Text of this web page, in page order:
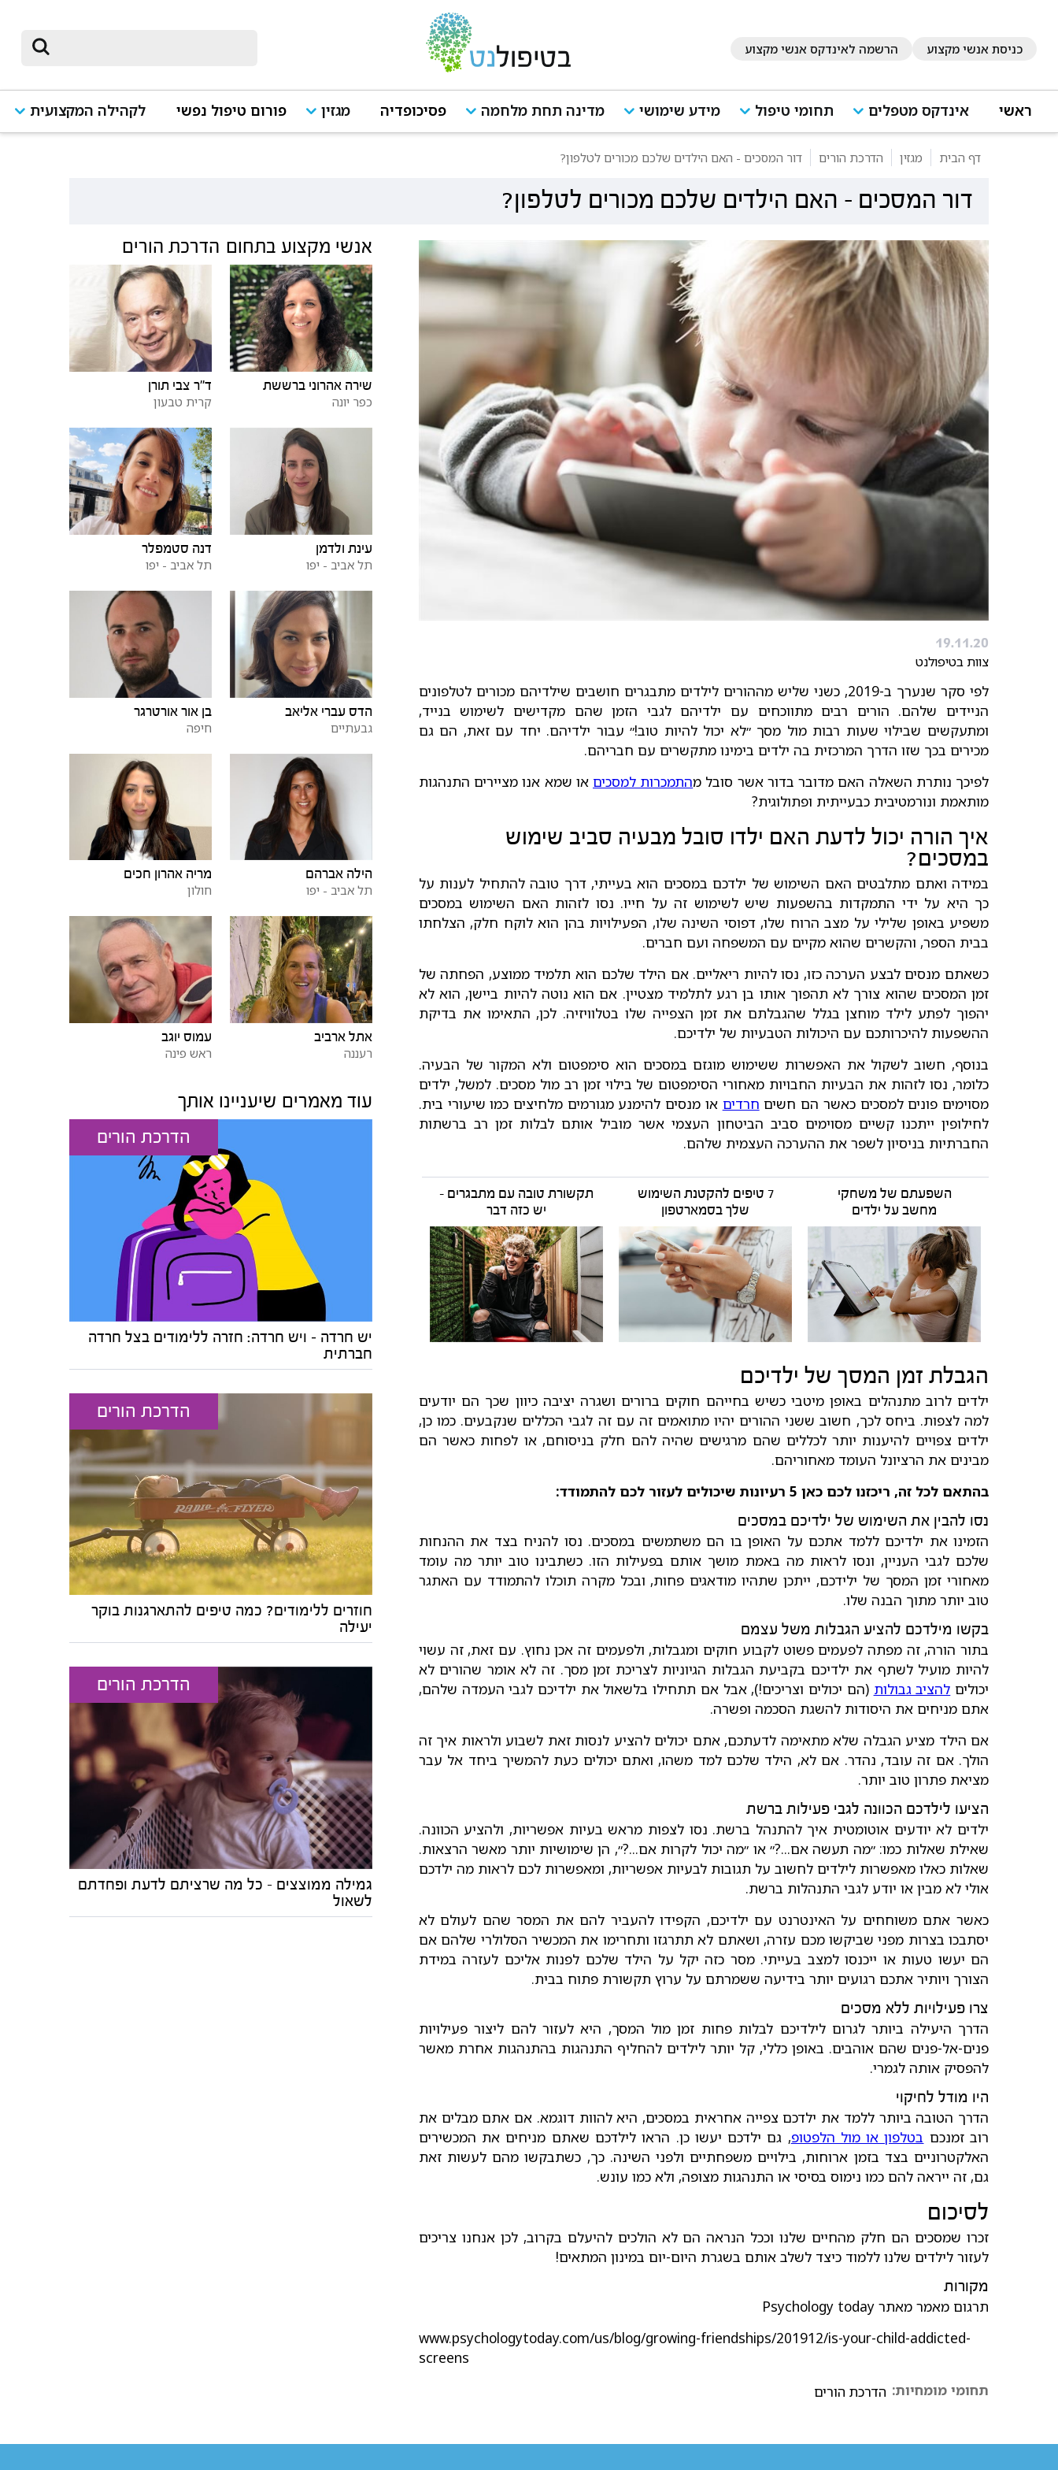
כניסת אנשי מקצוע הרשמה לאינדקס אנשי מקצוע
ראשי אינדקס מטפלים תחומי טיפול מידע שימושי מדינה תחת מלחמה פסיכופדיה מגזין פורום טיפול נפשי לקהילה המקצועית
דף הבית מגזין הדרכת הורים דור המסכים - האם הילדים שלכם מכורים לטלפון?
דור המסכים - האם הילדים שלכם מכורים לטלפון?
19.11.20
צוות בטיפולנט
לפי סקר שנערך ב-2019, כשני שליש מההורים לילדים מתבגרים חושבים שילדיהם מכורים לטלפונים
הניידים שלהם. הורים רבים מתווכחים עם ילדיהם לגבי הזמן שהם מקדישים לשימוש בנייד,
ומתעקשים שבילוי שעות רבות מול מסך ״לא יכול להיות טוב!״ עבור ילדיהם. יחד עם זאת, הם גם
מכירים בכך שזו הדרך המרכזית בה ילדים בימינו מתקשרים עם חבריהם.
לפיכך נותרת השאלה האם מדובר בדור אשר סובל מהתמכרות למסכים או שמא אנו מציירים התנהגות
מותאמת ונורמטיבית כבעייתית ופתולוגית?
איך הורה יכול לדעת האם ילדו סובל מבעיה סביב שימוש
במסכים?
במידה ואתם מתלבטים האם השימוש של ילדכם במסכים הוא בעייתי, דרך טובה להתחיל לענות על
כך היא על ידי התמקדות בהשפעות שיש לשימוש זה על חייו. נסו לזהות האם השימוש במסכים
משפיע באופן שלילי על מצב הרוח שלו, דפוסי השינה שלו, הפעילויות בהן הוא לוקח חלק, הצלחתו
בבית הספר, והקשרים שהוא מקיים עם המשפחה ועם חברים.
כשאתם מנסים לבצע הערכה כזו, נסו להיות ריאליים. אם הילד שלכם הוא תלמיד ממוצע, הפחתה של
זמן המסכים שהוא צורך לא תהפוך אותו בן רגע לתלמיד מצטיין. אם הוא נוטה להיות ביישן, הוא לא
יהפוך לפתע לילד מוחצן בגלל שהגבלתם את זמן הצפייה שלו בטלוויזיה. לכן, התאימו את בדיקת
ההשפעות להיכרותכם עם היכולות הטבעיות של ילדיכם.
בנוסף, חשוב לשקול את האפשרות ששימוש מוגזם במסכים הוא סימפטום ולא המקור של הבעיה.
כלומר, נסו לזהות את הבעיות החבויות מאחורי הסימפטום של בילוי זמן רב מול מסכים. למשל, ילדים
מסוימים פונים למסכים כאשר הם חשים חרדים או מנסים להימנע מגורמים מלחיצים כמו שיעורי בית.
לחילופין ייתכנו קשיים מסוימים סביב הביטחון העצמי אשר מוביל אותם לבלות זמן רב ברשתות
החברתיות בניסיון לשפר את ההערכה העצמית שלהם.
השפעתם של משחקי
מחשב על ילדים
7 טיפים להקטנת השימוש
שלך בסמארטפון
תקשורת טובה עם מתבגרים -
יש כזה דבר
הגבלת זמן המסך של ילדיכם
ילדים לרוב מתנהלים באופן מיטבי כשיש בחייהם חוקים ברורים ושגרה יציבה כיוון שכך הם יודעים
למה לצפות. ביחס לכך, חשוב ששני ההורים יהיו מתואמים זה עם זה לגבי הכללים שנקבעים. כמו כן,
ילדים צפויים להיענות יותר לכללים שהם מרגישים שהיה להם חלק בניסוחם, או לפחות כאשר הם
מבינים את הרציונל העומד מאחוריהם.
בהתאם לכל זה, ריכזנו לכם כאן 5 רעיונות שיכולים לעזור לכם להתמודד:
נסו להבין את השימוש של ילדיכם במסכים
הזמינו את ילדיכם ללמד אתכם על האופן בו הם משתמשים במסכים. נסו להניח בצד את ההנחות
שלכם לגבי העניין, ונסו לראות מה באמת מושך אותם בפעילות הזו. כשתבינו טוב יותר מה עומד
מאחורי זמן המסך של ילידכם, ייתכן שתהיו מודאגים פחות, ובכל מקרה תוכלו להתמודד עם האתגר
טוב יותר מתוך הבנה שלו.
בקשו מילדכם להציע הגבלות משל עצמם
בתור הורה, זה מפתה לפעמים פשוט לקבוע חוקים ומגבלות, ולפעמים זה אכן נחוץ. עם זאת, זה עשוי
להיות מועיל לשתף את ילדיכם בקביעת הגבלות הגיוניות לצריכת זמן מסך. זה לא אומר שהורים לא
יכולים להציב גבולות (הם יכולים וצריכים!), אבל אם תתחילו בלשאול את ילדיכם לגבי העמדה שלהם,
אתם מניחים את היסודות להשגת הסכמה ופשרה.
אם הילד מציע הגבלה שלא מתאימה לדעתכם, אתם יכולים להציע לנסות זאת לשבוע ולראות איך זה
הולך. אם זה עובד, נהדר. אם לא, הילד שלכם למד משהו, ואתם יכולים כעת להמשיך ביחד אל עבר
מציאת פתרון טוב יותר.
הציעו לילדכם הכוונה לגבי פעילות ברשת
ילדים לא יודעים אוטומטית איך להתנהל ברשת. נסו לצפות מראש בעיות אפשריות, ולהציע הכוונה.
שאילת שאלות כמו: ״מה תעשה אם...?״ או ״מה יכול לקרות אם...?״, הן שימושיות יותר מאשר הרצאות.
שאלות כאלו מאפשרות לילדים לחשוב על תגובות לבעיות אפשריות, ומאפשרות לכם לראות מה ילדכם
אולי לא מבין או יודע לגבי התנהלות ברשת.
כאשר אתם משוחחים על האינטרנט עם ילדיכם, הקפידו להעביר להם את המסר שהם לעולם לא
יסתבכו בצרות מפני שביקשו מכם עזרה, ושאתם לא תתרגזו ותחרימו את המכשיר הסלולרי שלהם אם
הם יעשו טעות או ייכנסו למצב בעייתי. מסר כזה יקל על הילד שלכם לפנות אליכם לעזרה במידת
הצורך ויותיר אתכם רגועים יותר בידיעה ששמרתם על ערוץ תקשורת פתוח בבית.
צרו פעילויות ללא מסכים
הדרך היעילה ביותר לגרום לילדיכם לבלות פחות זמן מול המסך, היא לעזור להם ליצור פעילויות
פנים-אל-פנים שהם אוהבים. באופן כללי, קל יותר לילדים להחליף התנהגות בהתנהגות אחרת מאשר
להפסיק אותה לגמרי.
היו מודל לחיקוי
הדרך הטובה ביותר ללמד את ילדכם צפייה אחראית במסכים, היא להוות דוגמא. אם אתם מבלים את
רוב זמנכם בטלפון או מול הלפטופ, גם ילדכם יעשו כן. הראו לילדכם שאתם מניחים את המכשירים
האלקטרוניים בצד בזמן ארוחות, בילויים משפחתיים ולפני השינה. כך, כשתבקשו מהם לעשות זאת
גם, זה ייראה להם כמו נימוס בסיסי או התנהגות מצופה, ולא כמו עונש.
לסיכום
זכרו שמסכים הם חלק מהחיים שלנו וככל הנראה הם לא הולכים להיעלם בקרוב, לכן אנחנו צריכים
לעזור לילדים שלנו ללמוד כיצד לשלב אותם בשגרת היום-יום במינון המתאים!
מקורות
תרגום מאמר מאתר Psychology today
www.psychologytoday.com/us/blog/growing-friendships/201912/is-your-child-addicted-
screens
תחומי מומחיות: הדרכת הורים
אנשי מקצוע בתחום הדרכת הורים
שירה אהרוני ברששת
כפר יונה
ד"ר צבי תורן
קרית טבעון
עינת ולדמן
תל אביב - יפו
דנה סטמפלר
תל אביב - יפו
הדס עברי אליאב
גבעתיים
בן אור אורטרגר
חיפה
הילה אברהם
תל אביב - יפו
מריה אהרון חכים
חולון
אתל ארביב
רעננה
עמוס יוגב
ראש פינה
עוד מאמרים שיעניינו אותך
הדרכת הורים
יש חרדה – ויש חרדה: חזרה ללימודים בצל חרדה
חברתית
הדרכת הורים
חוזרים ללימודים? כמה טיפים להתארגנות בוקר
יעילה
הדרכת הורים
גמילה ממוצצים - כל מה שרציתם לדעת ופחדתם
לשאול